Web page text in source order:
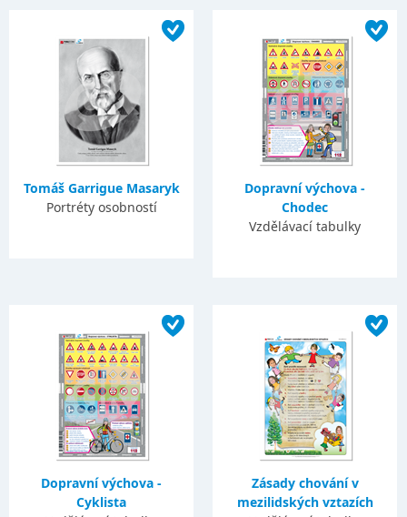
Tomáš Garrigue Masaryk
Portréty osobností
Dopravní výchova -
Chodec
Vzdělávací tabulky
Dopravní výchova -
Cyklista
Zásady chování v
mezilidských vztazích